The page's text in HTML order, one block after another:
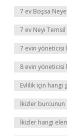
7 ev Boşsa Neye
7 ev Neyi
7 evin yöneticisi
8 evin
Evlilik için hangi
İkizler
İkizler hangi